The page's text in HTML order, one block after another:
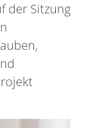
der Sitzung